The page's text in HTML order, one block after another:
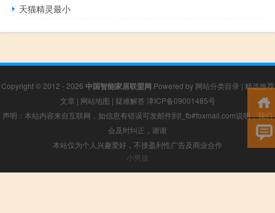
天猫精灵最小
Copyright © 2012 - 2026 中国智能家居联盟网 Powered by 网站分类目录 | 精选推荐
文章 | 网站地图 | 疑难解答 津ICP备09001485号
声明：本站内容来自互联网，如信息有错误可发邮件到f_fb#foxmail.com说明，我们
会及时纠正，谢谢
本站仅为个人兴趣爱好，不接盈利性广告及商业合作
小男孩